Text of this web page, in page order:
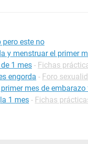
pero este no
y menstruar el primer
1 mes - Fichas
engorda - Foro
mes de
1 mes - Fichas